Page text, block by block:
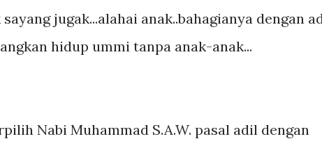
jugak...alahai anak..bahagianya dengan
hidup ummi tanpa anak-anak...
Nabi Muhammad S.A.W. pasal adil dengan